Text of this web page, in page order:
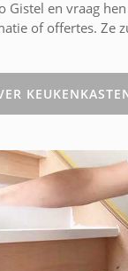
Gistel en vraag
of offertes. Ze